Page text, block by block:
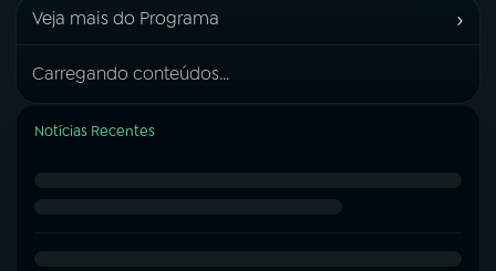
Veja mais do Programa ›
Carregando conteúdos...
Notícias Recentes